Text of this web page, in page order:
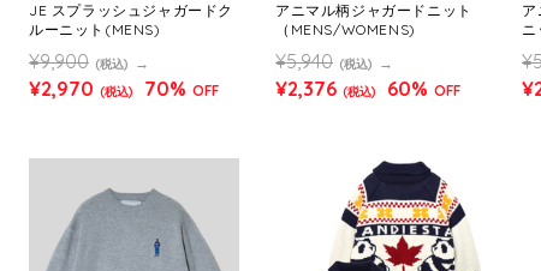
JE スプラッシュジャガードク
ルーニット(MENS)
¥9,900 (税込)
¥2,970 (税込) 70% OFF
アニマル柄ジャガードニット
（MENS/WOMENS)
¥5,940 (税込)
¥2,376 (税込) 60% OFF
ア
ニ